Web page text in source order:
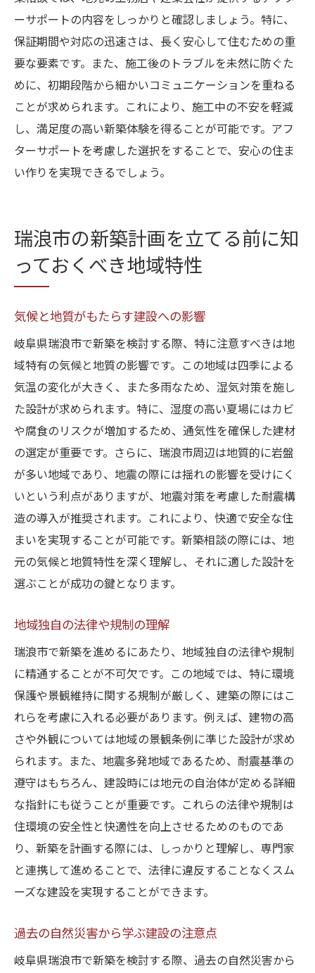
ーサポートの内容をしっかりと確認しましょう。特に、
保証期間や対応の迅速さは、長く安心して住むための重
要な要素です。また、施工後のトラブルを未然に防ぐた
めに、初期段階から細かいコミュニケーションを重ねる
ことが求められます。これにより、施工中の不安を軽減
し、満足度の高い新築体験を得ることが可能です。アフ
ターサポートを考慮した選択をすることで、安心の住ま
い作りを実現できるでしょう。
瑞浪市の新築計画を立てる前に知
っておくべき地域特性
気候と地質がもたらす建設への影響
岐阜県瑞浪市で新築を検討する際、特に注意すべきは地
域特有の気候と地質の影響です。この地域は四季による
気温の変化が大きく、また多雨なため、湿気対策を施し
た設計が求められます。特に、湿度の高い夏場にはカビ
や腐食のリスクが増加するため、通気性を確保した建材
の選定が重要です。さらに、瑞浪市周辺は地質的に岩盤
が多い地域であり、地震の際には揺れの影響を受けにく
いという利点がありますが、地震対策を考慮した耐震構
造の導入が推奨されます。これにより、快適で安全な住
まいを実現することが可能です。新築相談の際には、地
元の気候と地質特性を深く理解し、それに適した設計を
選ぶことが成功の鍵となります。
地域独自の法律や規制の理解
瑞浪市で新築を進めるにあたり、地域独自の法律や規制
に精通することが不可欠です。この地域では、特に環境
保護や景観維持に関する規制が厳しく、建築の際にはこ
れらを考慮に入れる必要があります。例えば、建物の高
さや外観については地域の景観条例に準じた設計が求め
られます。また、地震多発地域であるため、耐震基準の
遵守はもちろん、建設時には地元の自治体が定める詳細
な指針にも従うことが重要です。これらの法律や規制は
住環境の安全性と快適性を向上させるためのものであ
り、新築を計画する際には、しっかりと理解し、専門家
と連携して進めることで、法律に違反することなくスム
ーズな建設を実現することができます。
過去の自然災害から学ぶ建設の注意点
岐阜県瑞浪市で新築を検討する際、過去の自然災害から